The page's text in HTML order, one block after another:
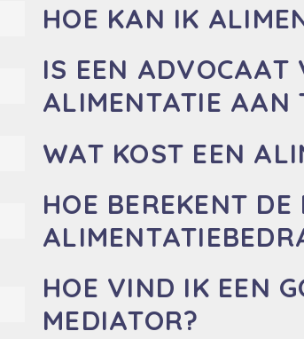
HOE KAN IK
IS EEN ADVOCAAT
ALIMENTATIE AAN
WAT KOST EEN
HOE BEREKENT
HOE VIND IK EEN
MEDIATOR?